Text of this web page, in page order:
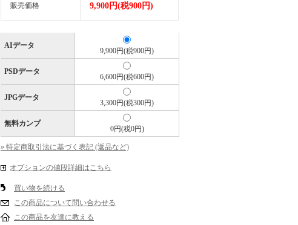
販売価格 9,900円(税900円)
AIデータ
9,900円(税900円)
PSDデータ
6,600円(税600円)
JPGデータ
3,300円(税300円)
無料カンプ
0円(税0円)
» 特定商取引法に基づく表記 (返品など)
オプションの値段詳細はこちら
買い物を続ける
この商品について問い合わせる
この商品を友達に教える